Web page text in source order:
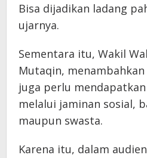
Bisa dijadikan ladang
ujarnya.
Sementara itu, Wakil
Mutaqin,
juga perlu
melalui jaminan sosial,
maupun swasta.
Karena itu, dalam